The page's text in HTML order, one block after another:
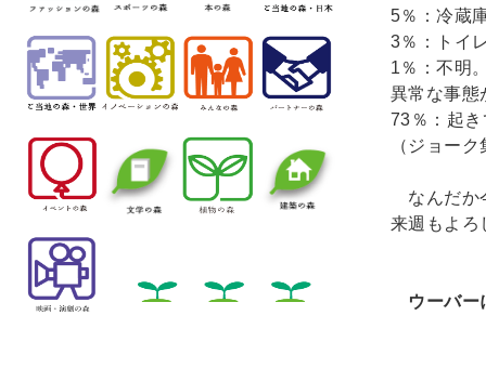
5％：冷蔵
3％：トイ
1％：不明
異常な事態
73％：起
（ジョー
なんだか
来週もよろ
ウーバー